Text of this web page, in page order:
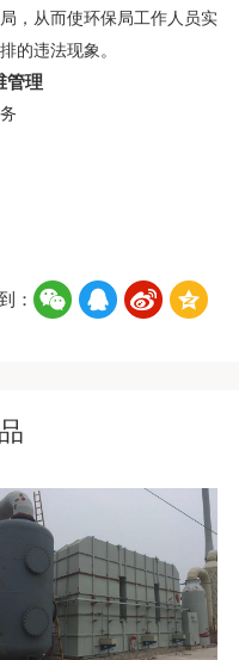
，从而使环保局工作人员实
的违法现象。
管理
：